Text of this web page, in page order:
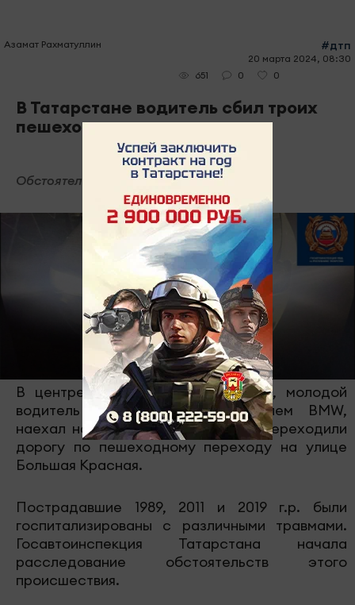
Азамат Рахматуллин #дтп
20 марта 2024, 08:30
651
0 0
В Татарстане водитель сбил троих
пешеходов
Обстоятельства ДТП уточняются.
В центре Казани произошло ДТП, молодой
водитель управлявший автомобилем BMW,
наехал на троих людей, которые переходили
дорогу по пешеходному переходу на улице
Большая Красная.
Пострадавшие 1989, 2011 и 2019 г.р. были
госпитализированы с различными травмами.
Госавтоинспекция Татарстана начала
расследование обстоятельств этого
происшествия.